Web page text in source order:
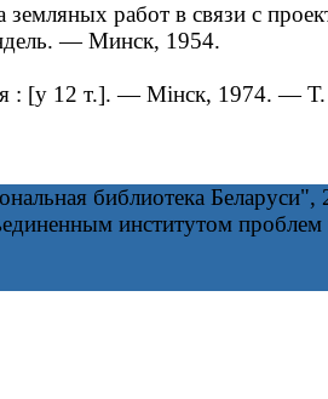
работ в связи с
— Минск, 1954.
: [у 12 т.]. — Мінск, 1974. —
библиотека Беларуси",
институтом